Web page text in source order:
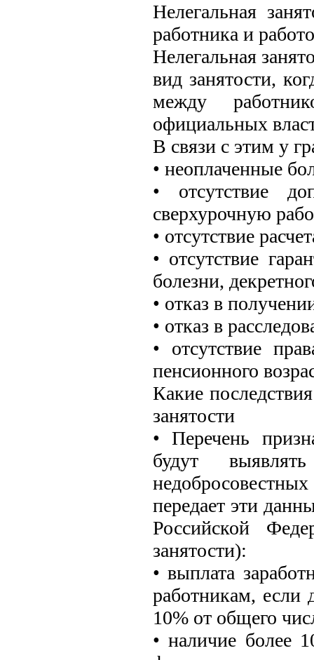
Нелегальная
работника и
Нелегальная
вид занятости,
между
официальных
В связи с этим у
• неоплаченные
• отсутствие
сверхурочную
• отсутствие
• отсутствие
болезни,
• отказ в
• отказ в
• отсутствие
пенсионного
Какие
занятости
• Перечень
будут
передает эти
Российской
занятости):
• выплата
работникам, если
10% от общего
• наличие более